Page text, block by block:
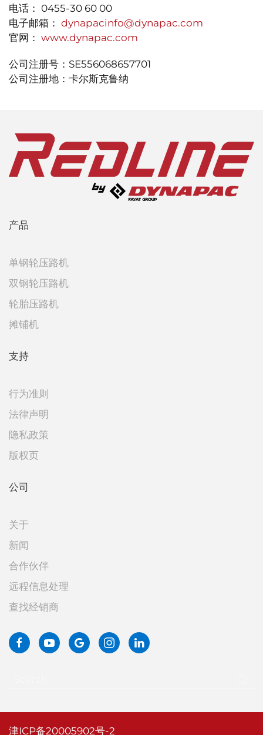
电话： 0455-30 60 00
电子邮箱： dynapacinfo@dynapac.com
官网： www.dynapac.com
公司注册号：SE556068657701
公司注册地：卡尔斯克鲁纳
产品
单钢轮压路机
双钢轮压路机
轮胎压路机
摊铺机
支持
行为准则
法律声明
隐私政策
版权页
公司
关于
新闻
合作伙伴
远程信息处理
查找经销商
津ICP备20005902号-2